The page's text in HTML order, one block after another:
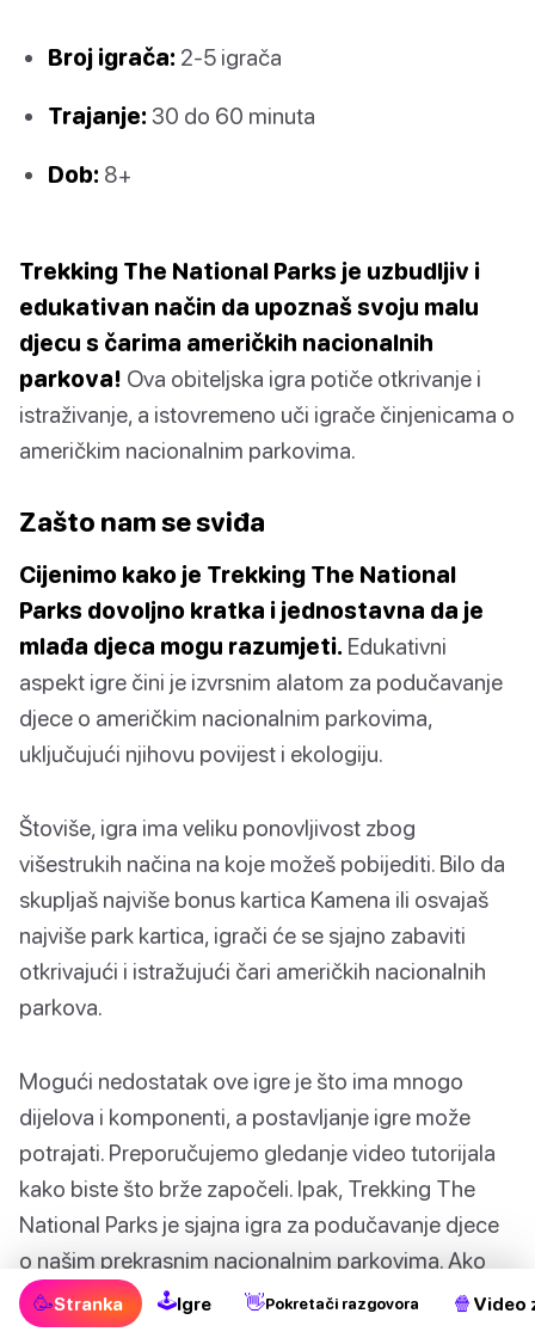
Broj igrača: 2-5 igrača
Trajanje: 30 do 60 minuta
Dob: 8+
Trekking The National Parks je uzbudljiv i
edukativan način da upoznaš svoju malu
djecu s čarima američkih nacionalnih
parkova! Ova obiteljska igra potiče otkrivanje i
istraživanje, a istovremeno uči igrače činjenicama o
američkim nacionalnim parkovima.
Zašto nam se sviđa
Cijenimo kako je Trekking The National
Parks dovoljno kratka i jednostavna da je
mlađa djeca mogu razumjeti. Edukativni
aspekt igre čini je izvrsnim alatom za podučavanje
djece o američkim nacionalnim parkovima,
uključujući njihovu povijest i ekologiju.
Štoviše, igra ima veliku ponovljivost zbog
višestrukih načina na koje možeš pobijediti. Bilo da
skupljaš najviše bonus kartica Kamena ili osvajaš
najviše park kartica, igrači će se sjajno zabaviti
otkrivajući i istražujući čari američkih nacionalnih
parkova.
Mogući nedostatak ove igre je što ima mnogo
dijelova i komponenti, a postavljanje igre može
potrajati. Preporučujemo gledanje video tutorijala
kako biste što brže započeli. Ipak, Trekking The
National Parks je sjajna igra za podučavanje djece
o našim prekrasnim nacionalnim parkovima. Ako
tražiš zabavnu i edukativnu igru za igranje s obitelji,
ovo je to!
🥳Stranka 🕹Igre 👋Pokretači razgovora 🍿 Video